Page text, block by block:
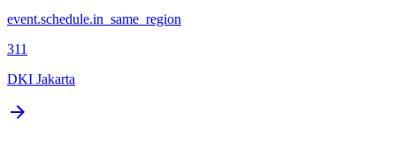
event.schedule.in_same_region
311
DKI Jakarta